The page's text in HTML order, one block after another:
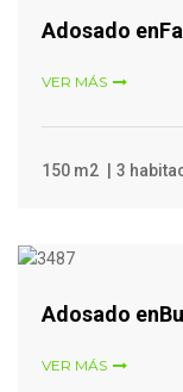
Adosado
VER MÁS
150 m2 3
Adosado
VER MÁS